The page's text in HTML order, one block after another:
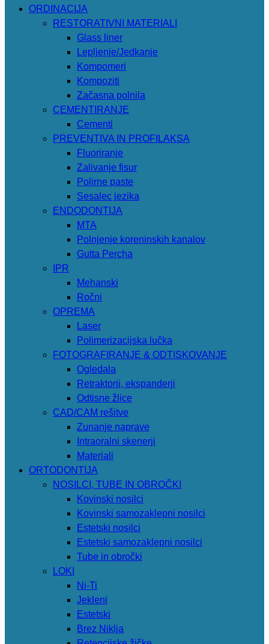
ORDINACIJA
RESTORATIVNI MATERIALI
Glass liner
Lepljenje/Jedkanje
Kompomeri
Kompoziti
Začasna polnila
CEMENTIRANJE
Cementi
PREVENTIVA IN PROFILAKSA
Fluoriranje
Zalivanje fisur
Polirne paste
Sesalec jezika
ENDODONTIJA
MTA
Polnjenje koreninskih kanalov
Gutta Percha
IPR
Mehanski
Ročni
OPREMA
Laser
Polimerizacijska lučka
FOTOGRAFIRANJE & ODTISKOVANJE
Ogledala
Retraktorji, ekspanderji
Odtisne žlice
CAD/CAM rešitve
Zunanje naprave
Intraoralni skenerji
Materiali
ORTODONTIJA
NOSILCI, TUBE IN OBROČKI
Kovinski nosilci
Kovinski samozaklepni nosilci
Estetski nosilci
Estetski samozaklepni nosilci
Tube in obročki
LOKI
Ni-Ti
Jekleni
Estetski
Brez Niklja